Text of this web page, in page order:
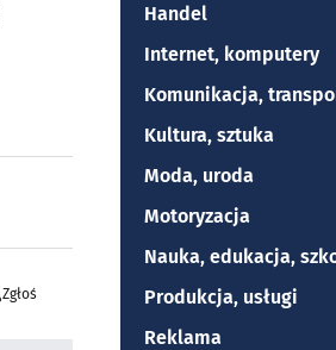
Zgłoś
Handel
Internet, komputery
Komunikacja,
Kultura, sztuka
Moda, uroda
Motoryzacja
Nauka, edukacja,
Produkcja, usługi
Reklama